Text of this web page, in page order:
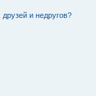
и недругов?